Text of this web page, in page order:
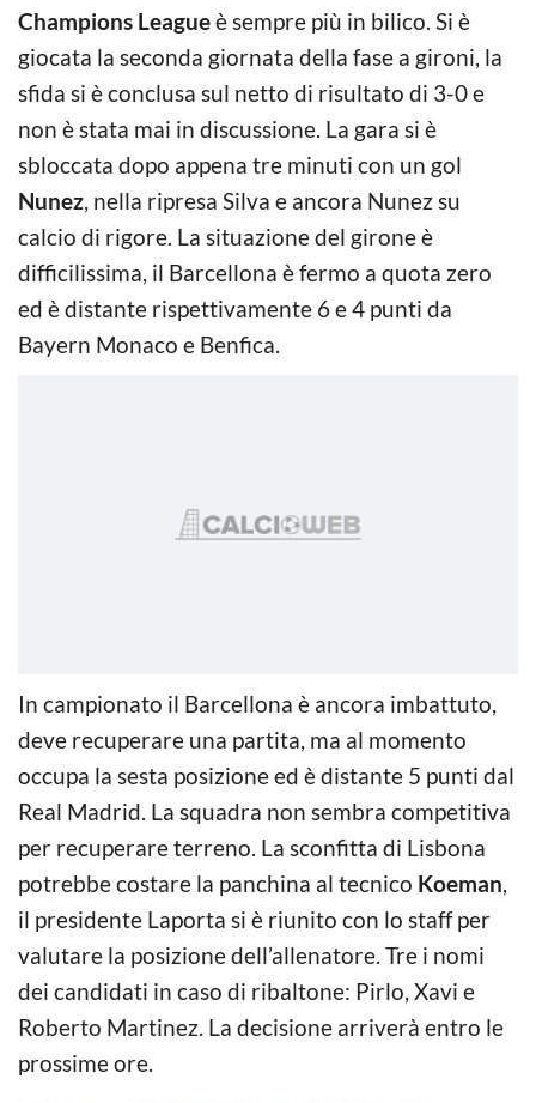
Champions Leagueè sempre più in bilico. Si è
giocata la seconda giornata della fase a gironi, la
sfida si è conclusa sul netto di risultato di 3-0 e
non è stata mai in discussione. La gara si è
sbloccata dopo appena tre minuti con un gol
Nunez, nella ripresa Silva e ancora Nunez su
calcio di rigore. La situazione del girone è
difficilissima, il Barcellona è fermo a quota zero
ed è distante rispettivamente 6 e 4 punti da
Bayern Monaco e Benfica.
In campionato il Barcellona è ancora imbattuto,
deve recuperare una partita, ma al momento
occupa la sesta posizione ed è distante 5 punti dal
Real Madrid. La squadra non sembra competitiva
per recuperare terreno. La sconfitta di Lisbona
potrebbe costare la panchina al tecnico Koeman,
il presidente Laporta si è riunito con lo staff per
valutare la posizione dell’allenatore. Tre i nomi
dei candidati in caso di ribaltone: Pirlo, Xavi e
Roberto Martinez. La decisione arriverà entro le
prossime ore.